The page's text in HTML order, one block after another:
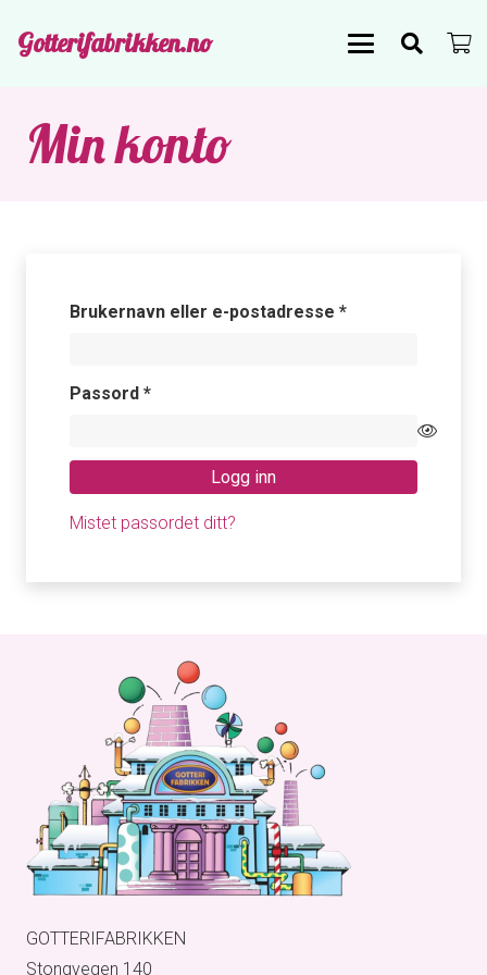
Gotterifabrikken.no
Min konto
Brukernavn eller e-postadresse *Påkrevd
Passord *Påkrevd
Logg inn
Mistet passordet ditt?
GOTTERIFABRIKKEN
Stongvegen 140